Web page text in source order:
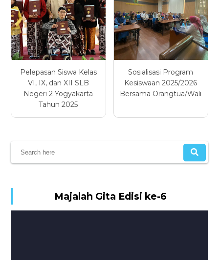
Pelepasan Siswa Kelas
VI, IX, dan XII SLB
Negeri 2 Yogyakarta
Tahun 2025
Sosialisasi Program
Kesiswaan 2025/2026
Bersama Orangtua/Wali
Majalah Gita Edisi ke-6